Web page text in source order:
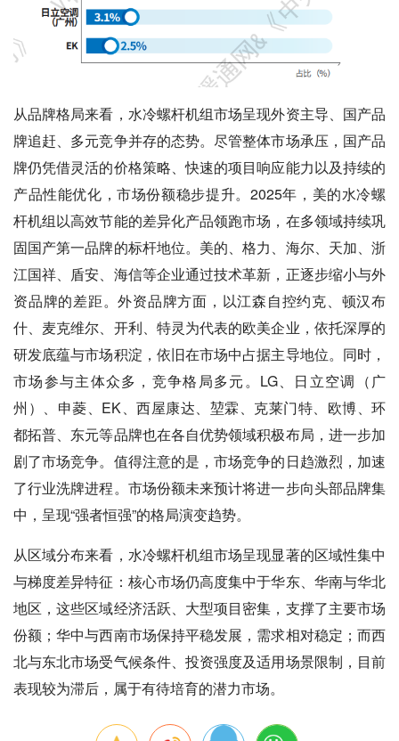
从品牌格局来看，水冷螺杆机组市场呈现外资主导、国产品
牌追赶、多元竞争并存的态势。尽管整体市场承压，国产品
牌仍凭借灵活的价格策略、快速的项目响应能力以及持续的
产品性能优化，市场份额稳步提升。2025年，美的水冷螺
杆机组以高效节能的差异化产品领跑市场，在多领域持续巩
固国产第一品牌的标杆地位。美的、格力、海尔、天加、浙
江国祥、盾安、海信等企业通过技术革新，正逐步缩小与外
资品牌的差距。外资品牌方面，以江森自控约克、顿汉布
什、麦克维尔、开利、特灵为代表的欧美企业，依托深厚的
研发底蕴与市场积淀，依旧在市场中占据主导地位。同时，
市场参与主体众多，竞争格局多元。LG、日立空调（广
州）、申菱、EK、西屋康达、堃霖、克莱门特、欧博、环
都拓普、东元等品牌也在各自优势领域积极布局，进一步加
剧了市场竞争。值得注意的是，市场竞争的日趋激烈，加速
了行业洗牌进程。市场份额未来预计将进一步向头部品牌集
中，呈现“强者恒强”的格局演变趋势。
从区域分布来看，水冷螺杆机组市场呈现显著的区域性集中
与梯度差异特征：核心市场仍高度集中于华东、华南与华北
地区，这些区域经济活跃、大型项目密集，支撑了主要市场
份额；华中与西南市场保持平稳发展，需求相对稳定；而西
北与东北市场受气候条件、投资强度及适用场景限制，目前
表现较为滞后，属于有待培育的潜力市场。